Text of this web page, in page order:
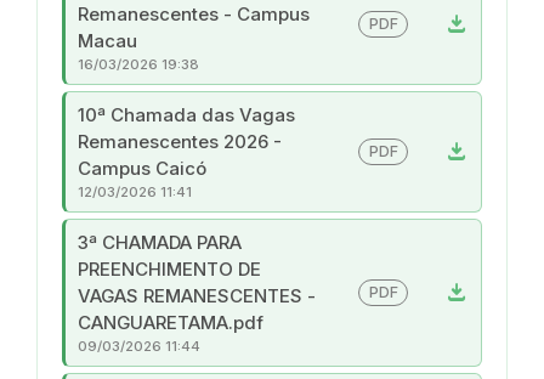
Remanescentes - Campus
Macau
download
PDF
16/03/2026 19:38
10ª Chamada das Vagas
Remanescentes 2026 -
Campus Caicó
download
PDF
12/03/2026 11:41
3ª CHAMADA PARA
PREENCHIMENTO DE
VAGAS REMANESCENTES -
CANGUARETAMA.pdf
download
PDF
09/03/2026 11:44